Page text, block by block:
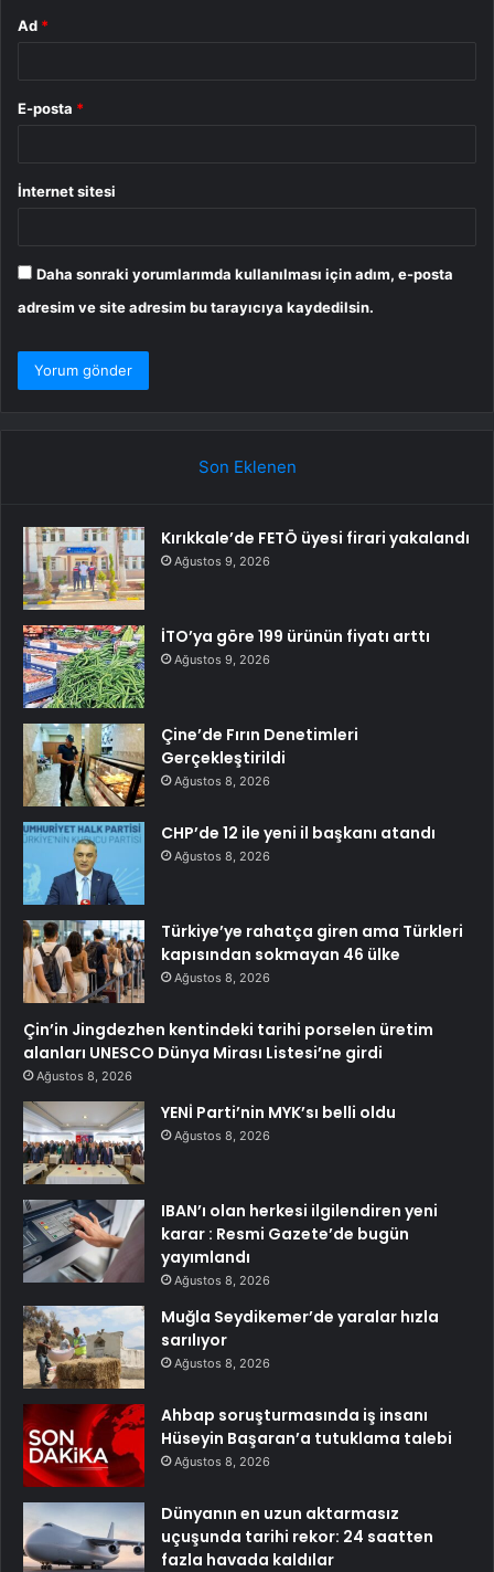
Ad *
E-posta *
İnternet sitesi
Daha sonraki yorumlarımda kullanılması için adım, e-posta
adresim ve site adresim bu tarayıcıya kaydedilsin.
Son Eklenen
Kırıkkale’de FETÖ üyesi firari yakalandı
Ağustos 9, 2026
İTO’ya göre 199 ürünün fiyatı arttı
Ağustos 9, 2026
Çine’de Fırın Denetimleri
Gerçekleştirildi
Ağustos 8, 2026
CHP’de 12 ile yeni il başkanı atandı
Ağustos 8, 2026
Türkiye’ye rahatça giren ama Türkleri
kapısından sokmayan 46 ülke
Ağustos 8, 2026
Çin’in Jingdezhen kentindeki tarihi porselen üretim
alanları UNESCO Dünya Mirası Listesi’ne girdi
Ağustos 8, 2026
YENİ Parti’nin MYK’sı belli oldu
Ağustos 8, 2026
IBAN’ı olan herkesi ilgilendiren yeni
karar : Resmi Gazete’de bugün
yayımlandı
Ağustos 8, 2026
Muğla Seydikemer’de yaralar hızla
sarılıyor
Ağustos 8, 2026
Ahbap soruşturmasında iş insanı
Hüseyin Başaran’a tutuklama talebi
Ağustos 8, 2026
Dünyanın en uzun aktarmasız
uçuşunda tarihi rekor: 24 saatten
fazla havada kaldılar